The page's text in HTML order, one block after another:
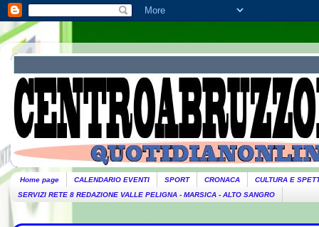
Home page CALENDARIO EVENTI SPORT CRONACA
CULTURA E
SERVIZI RETE 8 REDAZIONE VALLE PELIGNA - MARSICA - ALTO SANGRO